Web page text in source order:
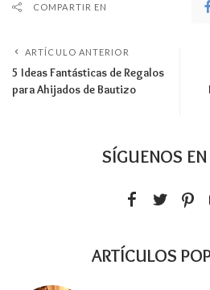
COMPARTIR EN
ARTÍCULO ANTERIOR
5 Ideas Fantásticas de Regalos
para Ahijados de Bautizo
SÍGUENOS EN
ARTÍCULOS